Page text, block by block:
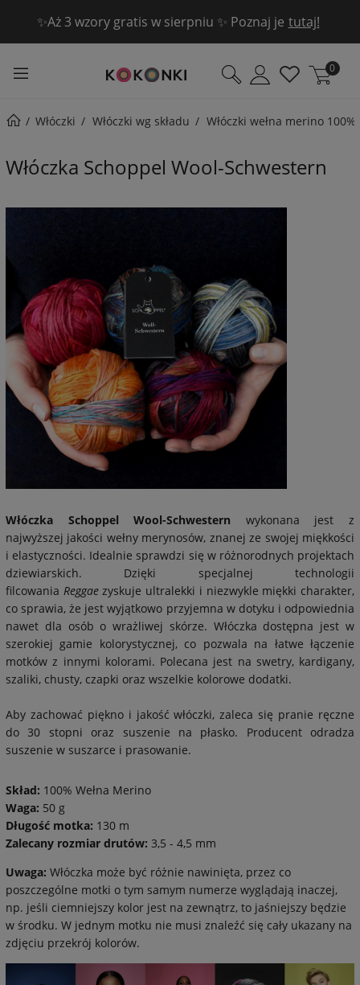
📦 Darmowa dostawa DPD Pickup dla zamówień od 189 zł
📦
0
Włóczki Włóczki wg składu Włóczki wełna merino 100%
Włóczka Schoppel Wool-Schwestern
Włóczka Schoppel Wool-Schwestern wykonana jest z
najwyższej jakości wełny merynosów, znanej ze swojej miękkości
i elastyczności. Idealnie sprawdzi się w różnorodnych projektach
dziewiarskich. Dzięki specjalnej technologii
filcowania Reggae zyskuje ultralekki i niezwykle miękki charakter,
co sprawia, że jest wyjątkowo przyjemna w dotyku i odpowiednia
nawet dla osób o wrażliwej skórze. Włóczka dostępna jest w
szerokiej gamie kolorystycznej, co pozwala na łatwe łączenie
motków z innymi kolorami. Polecana jest na swetry, kardigany,
szaliki, chusty, czapki oraz wszelkie kolorowe dodatki.
Aby zachować piękno i jakość włóczki, zaleca się pranie ręczne
do 30 stopni oraz suszenie na płasko. Producent odradza
suszenie w suszarce i prasowanie.
Skład: 100% Wełna Merino
Waga: 50 g
Długość motka: 130 m
Zalecany rozmiar drutów: 3,5 - 4,5 mm
Uwaga: Włóczka może być różnie nawinięta, przez co
poszczególne motki o tym samym numerze wyglądają inaczej,
np. jeśli ciemniejszy kolor jest na zewnątrz, to jaśniejszy będzie
w środku. W jednym motku nie musi znaleźć się cały ukazany na
zdjęciu przekrój kolorów.